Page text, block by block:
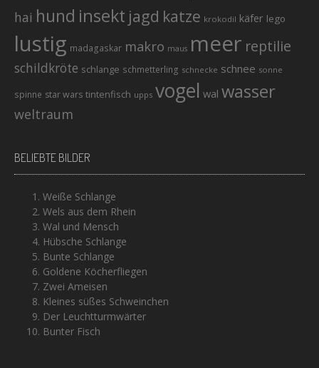
hai hund insekt jagd katze krokodil käfer lego
lustig madagaskar makro maus meer reptilie
schildkröte schlange schmetterling schnecke schnee sonne
spinne star wars tintenfisch upps vogel wal wasser
weltraum
BELIEBTE BILDER
Weiße Schlange
Wels aus dem Rhein
Wal und Mensch
Hübsche Schlange
Bunte Schlange
Goldene Köcherfliegen
Zwei Ameisen
Kleines süßes Schweinchen
Der Leuchtturmwärter
Bunter Fisch